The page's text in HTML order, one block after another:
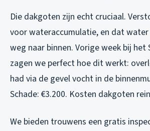
Die dakgoten zijn echt cruciaal.
voor wateraccumulatie, en dat
weg naar binnen. Vorige week bij het
zagen we perfect hoe dit werkt:
had via de gevel vocht in de
Schade: €3.200. Kosten dakgoten
We bieden trouwens een gratis